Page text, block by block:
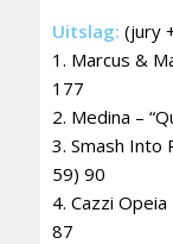
Uitslag: (jury
1. Marcus &
177
2. Medina –
3. Smash Into
59) 90
4. Cazzi
87